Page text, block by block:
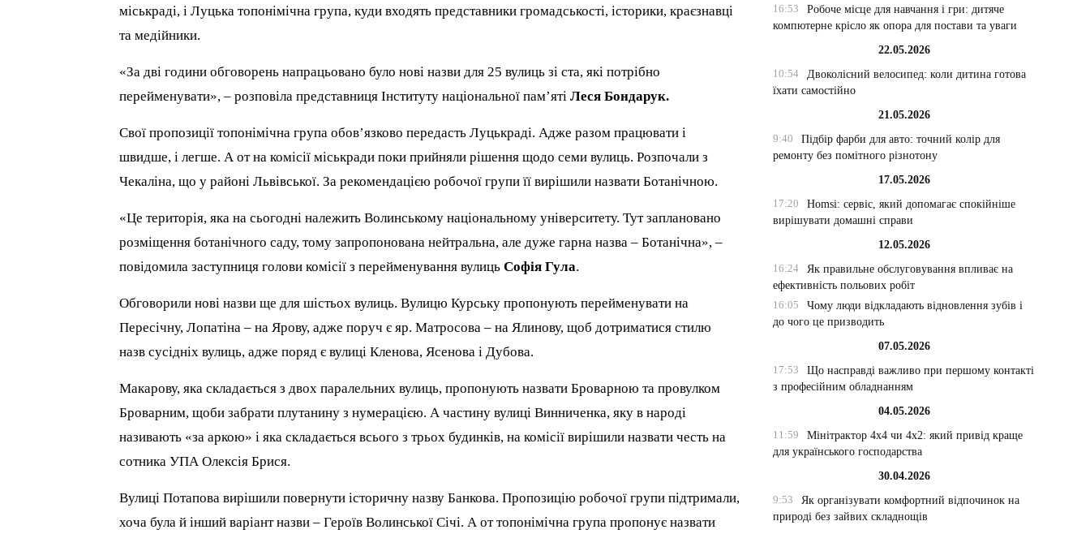
міськраді, і Луцька топонімічна група, куди входять представники громадськості, історики, краєзнавці
та медійники.
«За дві години обговорень напрацьовано було нові назви для 25 вулиць зі ста, які потрібно
перейменувати», – розповіла представниця Інституту національної пам’ятіЛеся Бондарук.
Свої пропозиції топонімічна група обов’язково передасть Луцькраді. Адже разом працювати і
швидше, і легше. А от на комісії міськради поки прийняли рішення щодо семи вулиць. Розпочали з
Чекаліна, що у районі Львівської. За рекомендацією робочої групи її вирішили назвати Ботанічною.
«Це територія, яка на сьогодні належить Волинському національному університету. Тут заплановано
розміщення ботанічного саду, тому запропонована нейтральна, але дуже гарна назва – Ботанічна», –
повідомила заступниця голови комісії з перейменування вулицьСофія Гула.
Обговорили нові назви ще для шістьох вулиць. Вулицю Курську пропонують перейменувати на
Пересічну, Лопатіна – на Ярову, адже поруч є яр. Матросова – на Ялинову, щоб дотриматися стилю
назв сусідніх вулиць, адже поряд є вулиці Кленова, Ясенова і Дубова.
Макарову, яка складається з двох паралельних вулиць, пропонують назвати Броварною та провулком
Броварним, щоби забрати плутанину з нумерацією. А частину вулиці Винниченка, яку в народі
називають «за аркою» і яка складається всього з трьох будинків, на комісії вирішили назвати честь на
сотника УПА Олексія Брися.
Вулиці Потапова вирішили повернути історичну назву Банкова. Пропозицію робочої групи підтримали,
хоча була й інший варіант назви – Героїв Волинської Січі. А от топонімічна група пропонує назвати
16:53
Робоче місце для навчання і гри: дитяче
компютерне крісло як опора для постави та уваги
22.05.2026
10:54
Двоколісний велосипед: коли дитина готова
їхати самостійно
21.05.2026
9:40
Підбір фарби для авто: точний колір для
ремонту без помітного різнотону
17.05.2026
17:20
Homsi: сервіс, який допомагає спокійніше
вирішувати домашні справи
12.05.2026
16:24
Як правильне обслуговування впливає на
ефективність польових робіт
16:05
Чому люди відкладають відновлення зубів і
до чого це призводить
07.05.2026
17:53
Що насправді важливо при першому контакті
з професійним обладнанням
04.05.2026
11:59
Мінітрактор 4х4 чи 4х2: який привід краще
для українського господарства
30.04.2026
9:53
Як організувати комфортний відпочинок на
природі без зайвих складнощів